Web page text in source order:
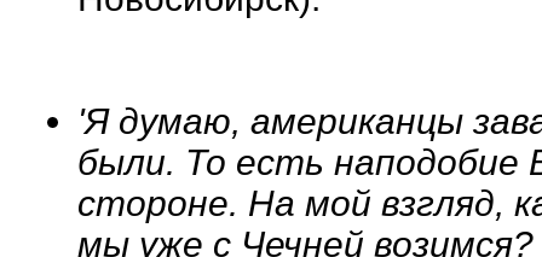
'Я думаю, американцы
были. То есть наподобие
стороне. На мой взгляд,
мы уже с Чечней